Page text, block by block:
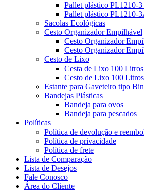
Pallet plástico PL1210-
Pallet plástico PL1210-
Sacolas Ecológicas
Cesto Organizador Empilhável
Cesto Organizador
Cesto Organizador
Cesto de Lixo
Cesta de Lixo 100
Cesto de Lixo 100
Estante para Gaveteiro tipo
Bandejas Plásticas
Bandeja para ovos
Bandeja para pescados
Políticas
Política de devolução e
Política de privacidade
Política de frete
Lista de Comparação
Lista de Desejos
Fale Conosco
Área do Cliente